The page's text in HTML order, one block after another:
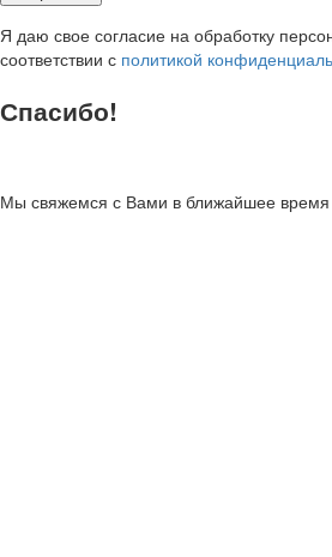
Я даю свое согласие на обработку
соответствии с политикой
Спасибо!
Мы свяжемся с Вами в ближайшее время